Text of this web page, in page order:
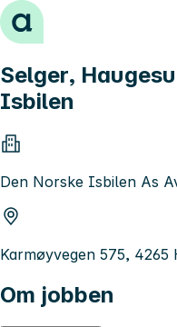
Hopp til innhold
Selger,
Isbilen
Den Norske Isbilen As
Karmøyvegen 575, 4265
Om jobben